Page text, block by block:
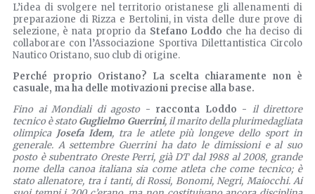
L’idea di svolgere nel territorio oristanese gli allenamenti di
preparazione di Rizza e Bertolini, in vista delle dure prove di
selezione, è nata proprio da Stefano Loddo che ha deciso di
collaborare con l’Associazione Sportiva Dilettantistica Circolo
Nautico Oristano, suo club di origine.
Perché proprio Oristano? La scelta chiaramente non è
casuale, ma ha delle motivazioni precise alla base.
Fino ai Mondiali di agosto - racconta Loddo - il direttore
tecnico è statoGuglielmo Guerrini, il marito della plurimedagliata
olimpica Josefa Idem, tra le atlete più longeve dello sport in
generale. A settembre Guerrini ha dato le dimissioni e al suo
posto è subentrato Oreste Perri, già DT dal 1988 al 2008, grande
nome della canoa italiana sia come atleta che come tecnico; è
stato allenatore, tra i tanti, di Rossi, Bonomi, Negri, Maiocchi. Ai